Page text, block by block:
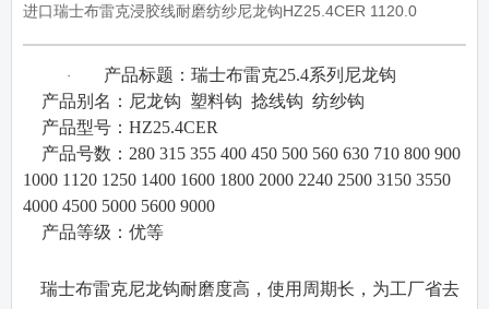
进口瑞士布雷克浸胶线耐磨纺纱尼龙钩HZ25.4CER 1120.0
· 产品标题：瑞士布雷克25.4系列尼龙钩
产品别名： 尼龙钩 塑料钩 捻线钩 纺纱钩
产品型号：HZ25.4CER
产品号数： 280 315 355 400 450 500 560 630 710 800 900
1000 1120 1250 1400 1600 1800 2000 2240 2500 3150 3550
4000 4500 5000 5600 9000
产品等级：优等
瑞士布雷克尼龙钩耐磨度高，使用周期长，为工厂省去